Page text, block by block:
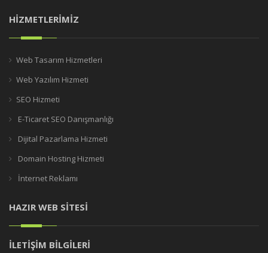
HİZMETLERİMİZ
Web Tasarım Hizmetleri
Web Yazılım Hizmeti
SEO Hizmeti
E-Ticaret SEO Danışmanlığı
Dijital Pazarlama Hizmeti
Domain Hosting Hizmeti
İnternet Reklamı
HAZIR WEB SİTESİ
İLETİŞİM BİLGİLERİ